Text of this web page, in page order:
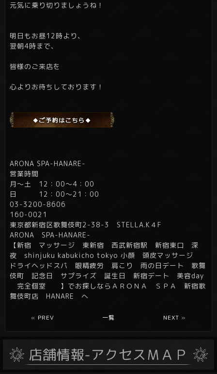
元気に乗り切りましょうね！
明日もお昼12時より、
翌朝4時まで、
皆様のご来店を
心よりお待ちしております！
ARONA SPA-HANARE-
営業時間
月～土 12：00～4：00
日 12：00～21：00
03-3200-8606
160-0021
東京都新宿区歌舞伎町2-38-3 STELLA.K４F
ARONA SPA-HANARE-
【新宿 マッサージ 東新宿 西武新宿駅 新宿東口 深
夜 shinjuku kabukicho tokyo 小顔 頭皮マッサージ
ドライヘッドスパ 眼精疲労 肩こり 雨の日デート 歌舞
伎町 記念日 サプライズ 誕生日 新宿デート 美容day
完全個室 】でお探しならＡＲＯＮＡ ＳＰＡ 新宿歌
舞伎町店 HANARE へ
« PREV 一覧 NEXT »